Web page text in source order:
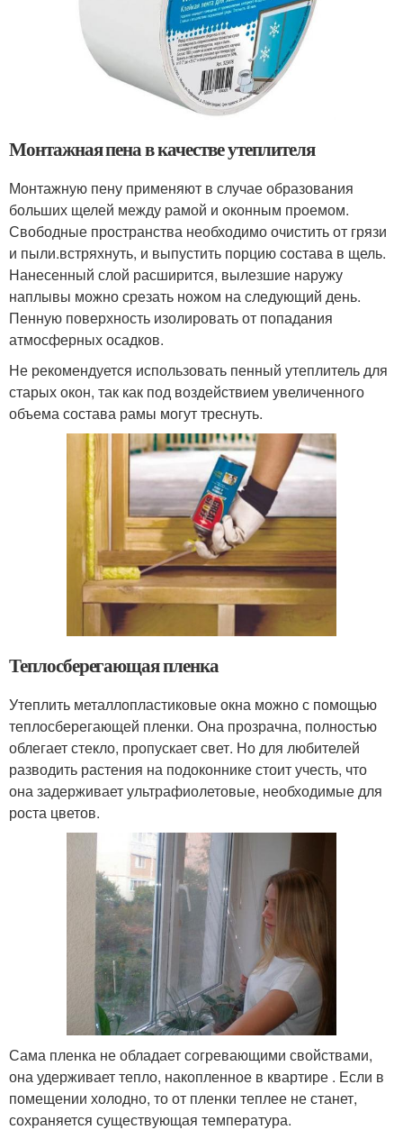
Монтажная пена в качестве утеплителя
Монтажную пену применяют в случае образования
больших щелей между рамой и оконным проемом.
Свободные пространства необходимо очистить от грязи
и пыли.встряхнуть, и выпустить порцию состава в щель.
Нанесенный слой расширится, вылезшие наружу
наплывы можно срезать ножом на следующий день.
Пенную поверхность изолировать от попадания
атмосферных осадков.
Не рекомендуется использовать пенный утеплитель для
старых окон, так как под воздействием увеличенного
объема состава рамы могут треснуть.
Теплосберегающая пленка
Утеплить металлопластиковые окна можно с помощью
теплосберегающей пленки. Она прозрачна, полностью
облегает стекло, пропускает свет. Но для любителей
разводить растения на подоконнике стоит учесть, что
она задерживает ультрафиолетовые, необходимые для
роста цветов.
Сама пленка не обладает согревающими свойствами,
она удерживает тепло, накопленное в квартире . Если в
помещении холодно, то от пленки теплее не станет,
сохраняется существующая температура.